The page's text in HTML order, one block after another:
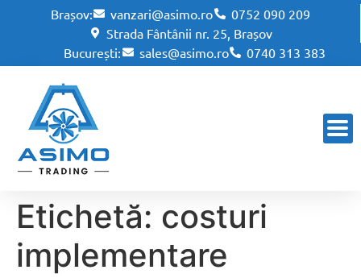
Brașov: vanzari@asimo.ro
0752 090 209
Strada Fântânii nr. 25, Brașov
București:
sales@asimo.ro 0740 313 383
Etichetă: costuri
implementare